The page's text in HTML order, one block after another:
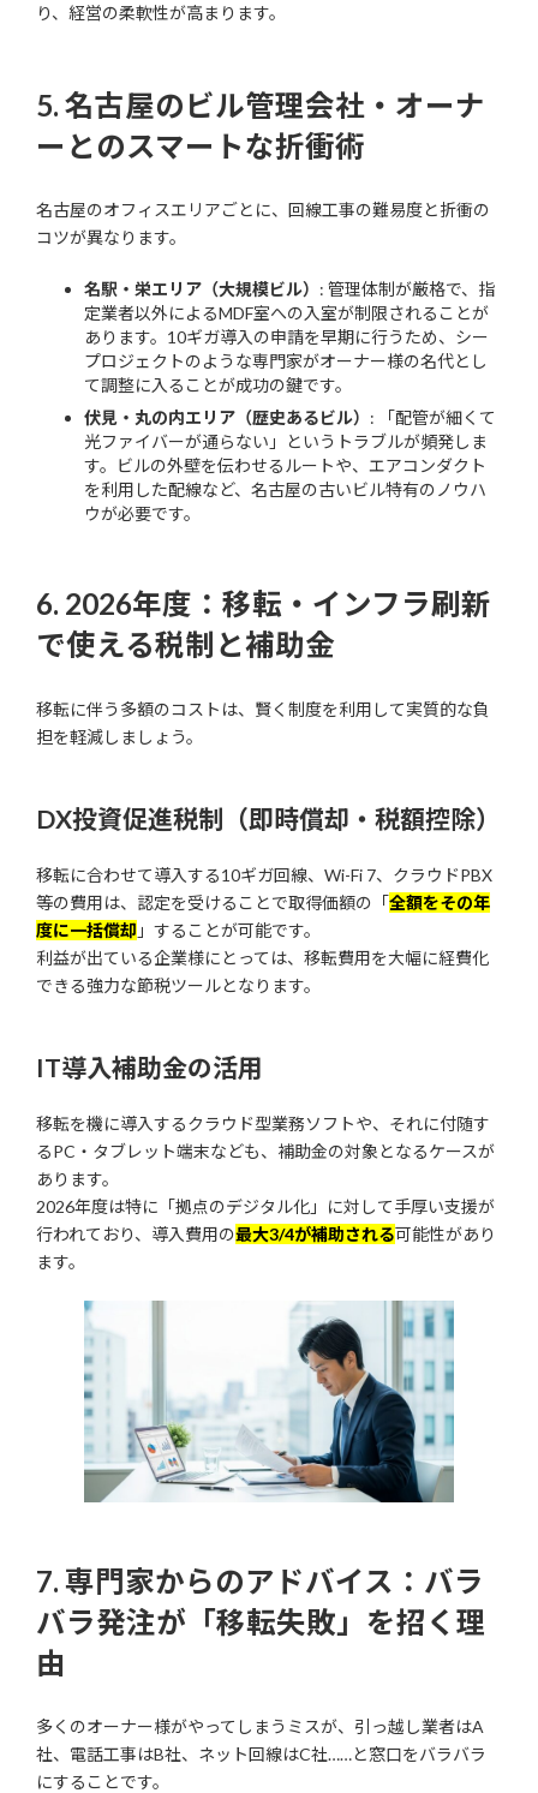
り、経営の柔軟性が高まります。
5. 名古屋のビル管理会社・オーナ
ーとのスマートな折衝術
名古屋のオフィスエリアごとに、回線工事の難易度と折衝の
コツが異なります。
名駅・栄エリア（大規模ビル） : 管理体制が厳格で、指
定業者以外によるMDF室への入室が制限されることが
あります。10ギガ導入の申請を早期に行うため、シー
プロジェクトのような専門家がオーナー様の名代とし
て調整に入ることが成功の鍵です。
伏見・丸の内エリア（歴史あるビル） : 「配管が細くて
光ファイバーが通らない」というトラブルが頻発しま
す。ビルの外壁を伝わせるルートや、エアコンダクト
を利用した配線など、名古屋の古いビル特有のノウハ
ウが必要です。
6. 2026年度：移転・インフラ刷新
で使える税制と補助金
移転に伴う多額のコストは、賢く制度を利用して実質的な負
担を軽減しましょう。
DX投資促進税制（即時償却・税額控除）
移転に合わせて導入する10ギガ回線、Wi-Fi 7、クラウドPBX
等の費用は、認定を受けることで取得価額の「全額をその年
度に一括償却 」することが可能です。
利益が出ている企業様にとっては、移転費用を大幅に経費化
できる強力な節税ツールとなります。
IT導入補助金の活用
移転を機に導入するクラウド型業務ソフトや、それに付随す
るPC・タブレット端末なども、補助金の対象となるケースが
あります。
2026年度は特に「拠点のデジタル化」に対して手厚い支援が
行われており、導入費用の最大3/4が補助される可能性があり
ます。
7. 専門家からのアドバイス：バラ
バラ発注が「移転失敗」を招く理
由
多くのオーナー様がやってしまうミスが、引っ越し業者はA
社、電話工事はB社、ネット回線はC社……と窓口をバラバラ
にすることです。